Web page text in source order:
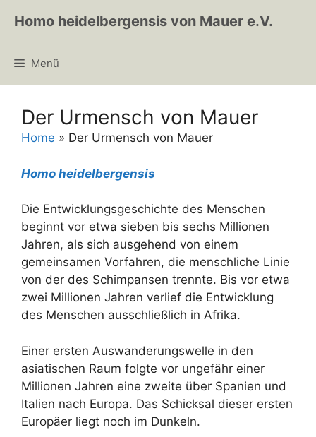
InhaltHomo heidelbergensis von Mauer e.V.
Menü
Der Urmensch von Mauer
Home » Der Urmensch von Mauer
Homo heidelbergensis
Die Entwicklungsgeschichte des Menschen
beginnt vor etwa sieben bis sechs Millionen
Jahren, als sich ausgehend von einem
gemeinsamen Vorfahren, die menschliche Linie
von der des Schimpansen trennte. Bis vor etwa
zwei Millionen Jahren verlief die Entwicklung
des Menschen ausschließlich in Afrika.
Einer ersten Auswanderungswelle in den
asiatischen Raum folgte vor ungefähr einer
Millionen Jahren eine zweite über Spanien und
Italien nach Europa. Das Schicksal dieser ersten
Europäer liegt noch im Dunkeln.